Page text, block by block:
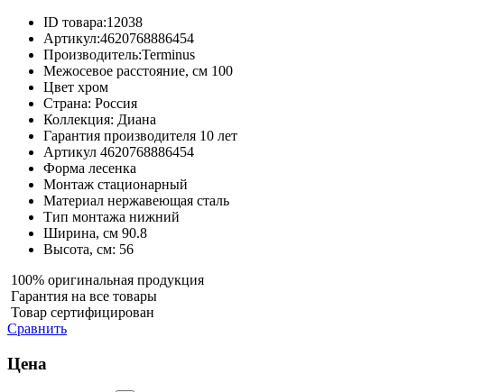
ID товара:12038
Артикул:4620768886454
Производитель:Terminus
Межосевое расстояние, см 100
Цвет хром
Страна: Россия
Коллекция: Диана
Гарантия производителя 10 лет
Артикул 4620768886454
Форма лесенка
Монтаж стационарный
Материал нержавеющая сталь
Тип монтажа нижний
Ширина, см 90.8
Высота, см: 56
100% оригинальная продукция
Гарантия на все товары
Товар сертифицирован
Сравнить
Цена